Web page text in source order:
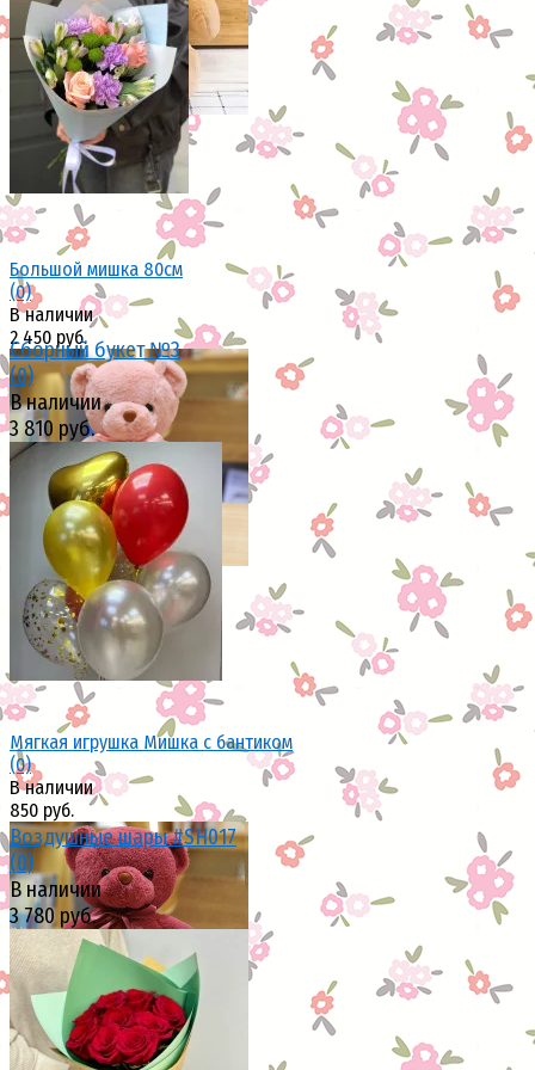
избранное сравнить
избранное сравнить
Большой мишка 80см
(0)
В наличии
2 450 руб.
избранное сравнить
Мягкая игрушка Мишка с бантиком
(0)
В наличии
850 руб.
избранное сравнить
избранное сравнить
Сборный букет №3
(0)
В наличии
3 810 руб.
избранное сравнить
Воздушные шары #SH017
(0)
В наличии
3 780 руб.